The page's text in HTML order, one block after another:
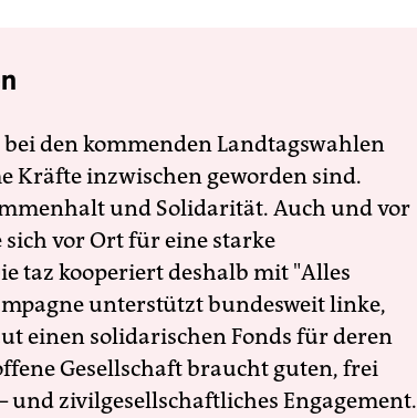
den kommenden Landtagswahlen
Kräfte inzwischen geworden sind.
und Solidarität. Auch und vor
vor Ort für eine starke
taz kooperiert deshalb mit "Alles
unterstützt bundesweit linke,
einen solidarischen Fonds für deren
Gesellschaft braucht guten, frei
und zivilgesellschaftliches Engagement.